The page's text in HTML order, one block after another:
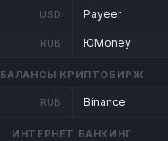
USD
RUB
Payeer
ЮMoney
БАЛАНСЫ КРИПТОБИРЖ
RUB Binance
ИНТЕРНЕТ БАНКИНГ